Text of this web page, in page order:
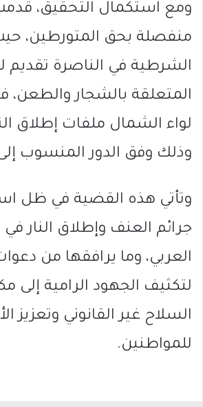
ومع استكمال التحقيق،
منفصلة بحق المتورطين، حيث
الشرطية في الناصرة تقديم
المتعلقة بالشجار والطعن،
لواء الشمال ملفات إطلاق
وذلك وفق الدور المنسوب
وتأتي هذه القضية في ظل
جرائم العنف وإطلاق النار
العربي، وما يرافقها من
لتكثيف الجهود الرامية إلى
السلاح غير القانوني
للمواطنين.